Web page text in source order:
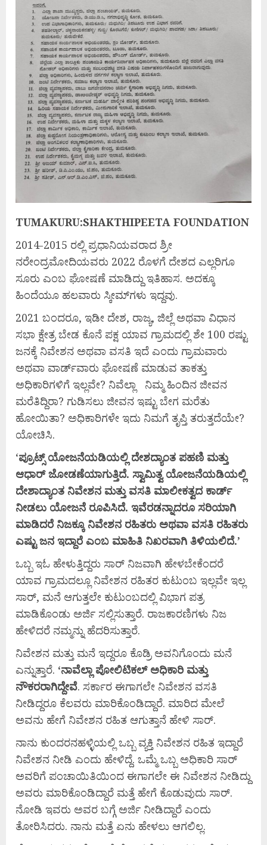
TUMAKURU:SHAKTHIPEETA FOUNDATION
2014-2015 ರಲ್ಲಿ ಪ್ರಧಾನಿಯವರಾದ ಶ್ರೀ
ನರೇಂದ್ರಮೋದಿಯವರು 2022 ರೊಳಗೆ ದೇಶದ ಎಲ್ಲರಿಗೂ
ಸೂರು ಎಂಬ ಘೋಷಣೆ ಮಾಡಿದ್ದು ಇತಿಹಾಸ. ಅದಕ್ಕೂ
ಹಿಂದೆಯೂ ಹಲವಾರು ಸ್ಕೀಮ್‍ಗಳು ಇದ್ದವು.
2021 ಬಂದರೂ, ಇಡೀ ದೇಶ, ರಾಜ್ಯ, ಜಿಲ್ಲೆ ಅಥವಾ ವಿಧಾನ
ಸಭಾ ಕ್ಷೇತ್ರ ಬೇಡ ಕೊನೆ ಪಕ್ಷ ಯಾವ ಗ್ರಾಮದಲ್ಲಿ ಶೇ 100 ರಷ್ಟು
ಜನಕ್ಕೆ ನಿವೇಶನ ಅಥವಾ ವಸತಿ ಇದೆ ಎಂದು ಗ್ರಾಮವಾರು
ಅಥವಾ ವಾರ್ಡ್‍ವಾರು ಘೋಷಣೆ ಮಾಡುವ ತಾಕತ್ತು
ಅಧಿಕಾರಿಗಳಿಗೆ ಇಲ್ಲವೇ? ನಿವೆಲ್ಲಾ ನಿಮ್ಮ ಹಿಂದಿನ ಜೀವನ
ಮರೆತಿದ್ದಿರಾ? ಗುಡಿಸಲು ಜೀವನ ಇಷ್ಟು ಬೇಗ ಮರೆತು
ಹೋಯಿತಾ? ಅಧಿಕಾರಿಗಳೇ ಇದು ನಿಮಗೆ ತೃಪ್ತಿ ತರುತ್ತದೆಯೇ?
ಯೋಚಿಸಿ.
‘ಪ್ರೂಟ್ಸ್ಯೋಜನೆಯಡಿಯಲ್ಲಿ ದೇಶದ್ಯಾಂತ ಪಹಣಿ ಮತ್ತು
ಆಧಾರ್ಜೋಡಣೆಯಾಗುತ್ತಿದೆ. ಸ್ವಾಮಿತ್ವಯೋಜನೆಯಡಿಯಲ್ಲಿ
ದೇಶಾದ್ಯಾಂತ ನಿವೇಶನ ಮತ್ತು ವಸತಿ ಮಾಲೀಕತ್ವದ ಕಾರ್ಡ್
ನೀಡಲು ಯೋಜನೆ ರೂಪಿಸಿದೆ. ಇವೆರಡನ್ನಾದರೂ ಸರಿಯಾಗಿ
ಮಾಡಿದರೆ ನಿಜಕ್ಕೂ ನಿವೇಶನ ರಹಿತರು ಅಥವಾ ವಸತಿ ರಹಿತರು
ಎಷ್ಟುಜನ ಇದ್ದಾರೆ ಎಂಬ ಮಾಹಿತಿ ನಿಖರವಾಗಿ ತಿಳಿಯಲಿದೆ.’
ಒಬ್ಬ ಇಓ ಹೇಳುತ್ತಿದ್ದರು ಸಾರ್ ನಿಜವಾಗಿ ಹೇಳಬೇಕೆಂದರೆ
ಯಾವ ಗ್ರಾಮದಲ್ಲೂ ನಿವೇಶನ ರಹಿತರ ಕುಟುಂಬ ಇಲ್ಲವೇ ಇಲ್ಲ
ಸಾರ್, ಮನೆ ಆಗುತ್ತಲೇ ಕುಟುಂಬದಲ್ಲಿ ವಿಭಾಗ ಪತ್ರ
ಮಾಡಿಕೊಂಡು ಅರ್ಜಿ ಸಲ್ಲಿಸುತ್ತಾರೆ. ರಾಜಕಾರಣಿಗಳು ನಿಜ
ಹೇಳಿದರೆ ನಮ್ಮನ್ನು ಹೆದರಿಸುತ್ತಾರೆ.
ನಿವೇಶನ ಮತ್ತು ಮನೆ ಇದ್ದರೂ ಕೊಡ್ರಿ ಅವನಿಗೊಂದು ಮನೆ
ಎನ್ನುತ್ತಾರೆ. ‘ನಾವೆಲ್ಲಾ ಪೋಲಿಟಿಕಲ್ ಅಧಿಕಾರಿ ಮತ್ತು
ನೌಕರರಾಗಿದ್ದೇವೆ. ಸರ್ಕಾರ ಈಗಾಗಲೇ ನಿವೇಶನ ವಸತಿ
ನೀಡಿದ್ದರೂ ಕೆಲವರು ಮಾರಿಕೊಂಡಿದ್ದಾರೆ. ಮಾರಿದ ಮೇಲೆ
ಅವನು ಹೇಗೆ ನಿವೇಶನ ರಹಿತ ಆಗುತ್ತಾನೆ ಹೇಳಿ ಸಾರ್.
ನಾನು ಕುಂದರನಹಳ್ಳಿಯಲ್ಲಿ ಒಬ್ಬ ವ್ಯಕ್ತಿ ನಿವೇಶನ ರಹಿತ ಇದ್ದಾರೆ
ನಿವೇಶನ ನೀಡಿ ಎಂದು ಹೇಳಿದ್ದೆ. ಒಮ್ಮೆ ಒಬ್ಬ ಅಧಿಕಾರಿ ಸಾರ್
ಅವರಿಗೆ ಪಂಚಾಯಿತಿಯಿಂದ ಈಗಾಗಲೇ ಈ ನಿವೇಶನ ನೀಡಿದ್ದು
ಅವರು ಮಾರಿಕೊಂಡಿದ್ದಾರೆ ಮತ್ತೆ ಹೇಗೆ ಕೊಡುವುದು ಸಾರ್.
ನೋಡಿ ಇವರು ಅವರ ಬಗ್ಗೆ ಅರ್ಜಿ ನೀಡಿದ್ದಾರೆ ಎಂದು
ತೋರಿಸಿದರು. ನಾನು ಮತ್ತೆ ಏನು ಹೇಳಲು ಆಗಲಿಲ್ಲ.